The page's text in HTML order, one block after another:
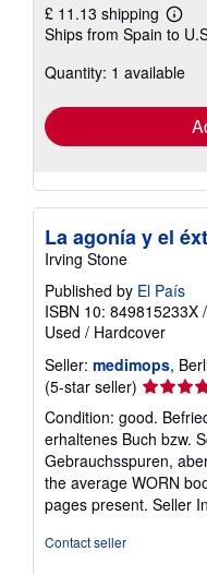
£ 11.13 shipping
Learn
more
Ships from Spain to
Quantity: 1 available
La agonía y el
Irving Stone
Published by El País
ISBN 10: 849815233X /
Used / Hardcover
Seller: medimops,
(5-star seller) Seller
rating
5
out
of
5
stars
Condition: good.
erhaltenes Buch bzw.
Gebrauchsspuren,
the average WORN
pages present. Seller
Contact seller